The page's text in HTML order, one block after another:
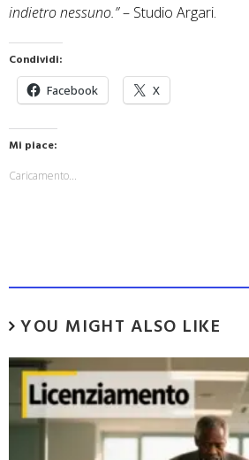
indietro nessuno.”– Studio Argari.
Condividi:
Facebook X
Mi piace:
Caricamento...
YOU MIGHT ALSO LIKE